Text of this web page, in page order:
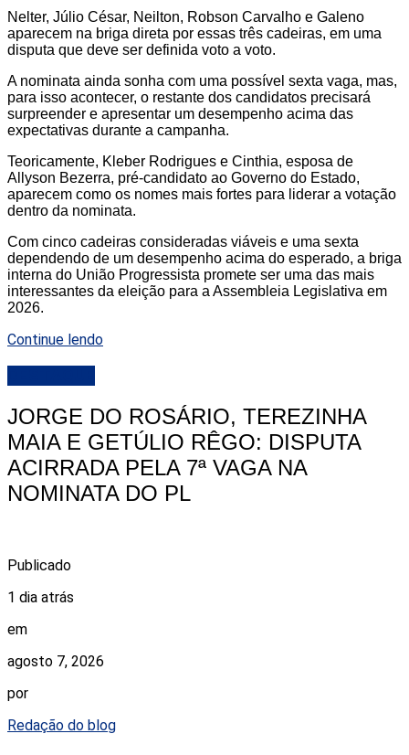
Nelter, Júlio César, Neilton, Robson Carvalho e Galeno
aparecem na briga direta por essas três cadeiras, em uma
disputa que deve ser definida voto a voto.
A nominata ainda sonha com uma possível sexta vaga, mas,
para isso acontecer, o restante dos candidatos precisará
surpreender e apresentar um desempenho acima das
expectativas durante a campanha.
Teoricamente, Kleber Rodrigues e Cinthia, esposa de
Allyson Bezerra, pré-candidato ao Governo do Estado,
aparecem como os nomes mais fortes para liderar a votação
dentro da nominata.
Com cinco cadeiras consideradas viáveis e uma sexta
dependendo de um desempenho acima do esperado, a briga
interna do União Progressista promete ser uma das mais
interessantes da eleição para a Assembleia Legislativa em
2026.
Continue lendo
JORGE DO ROSÁRIO, TEREZINHA
MAIA E GETÚLIO RÊGO: DISPUTA
ACIRRADA PELA 7ª VAGA NA
NOMINATA DO PL
Publicado
1 dia atrás
em
agosto 7, 2026
por
Redação do blog